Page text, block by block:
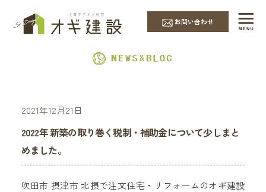
お問い合わせ
EVENT & NEWS
2021年12月21日
2022年 新築の取り巻く税制・補助金について少しまと
めました。
吹田市 摂津市 北摂で注文住宅・リフォームのオギ建設